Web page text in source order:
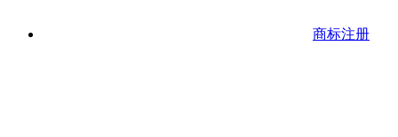
商标注册